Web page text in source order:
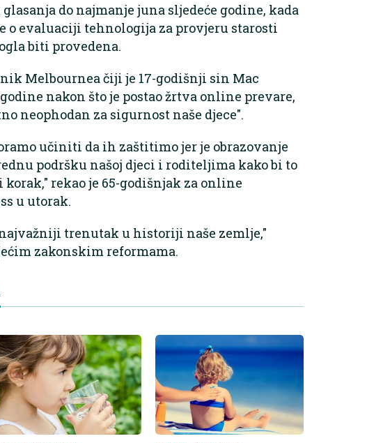
do najmanje juna sljedeće godine, kada
o evaluaciji tehnologija za provjeru starosti
biti provedena.
Melbournea čiji je 17-godišnji sin Mac
nakon što je postao žrtva online prevare,
neophodan za sigurnost naše djece".
učiniti da ih zaštitimo jer je obrazovanje
podršku našoj djeci i roditeljima kako bi to
rekao je 65-godišnjak za online
u utorak.
trenutak u historiji naše zemlje,"
zakonskim reformama.